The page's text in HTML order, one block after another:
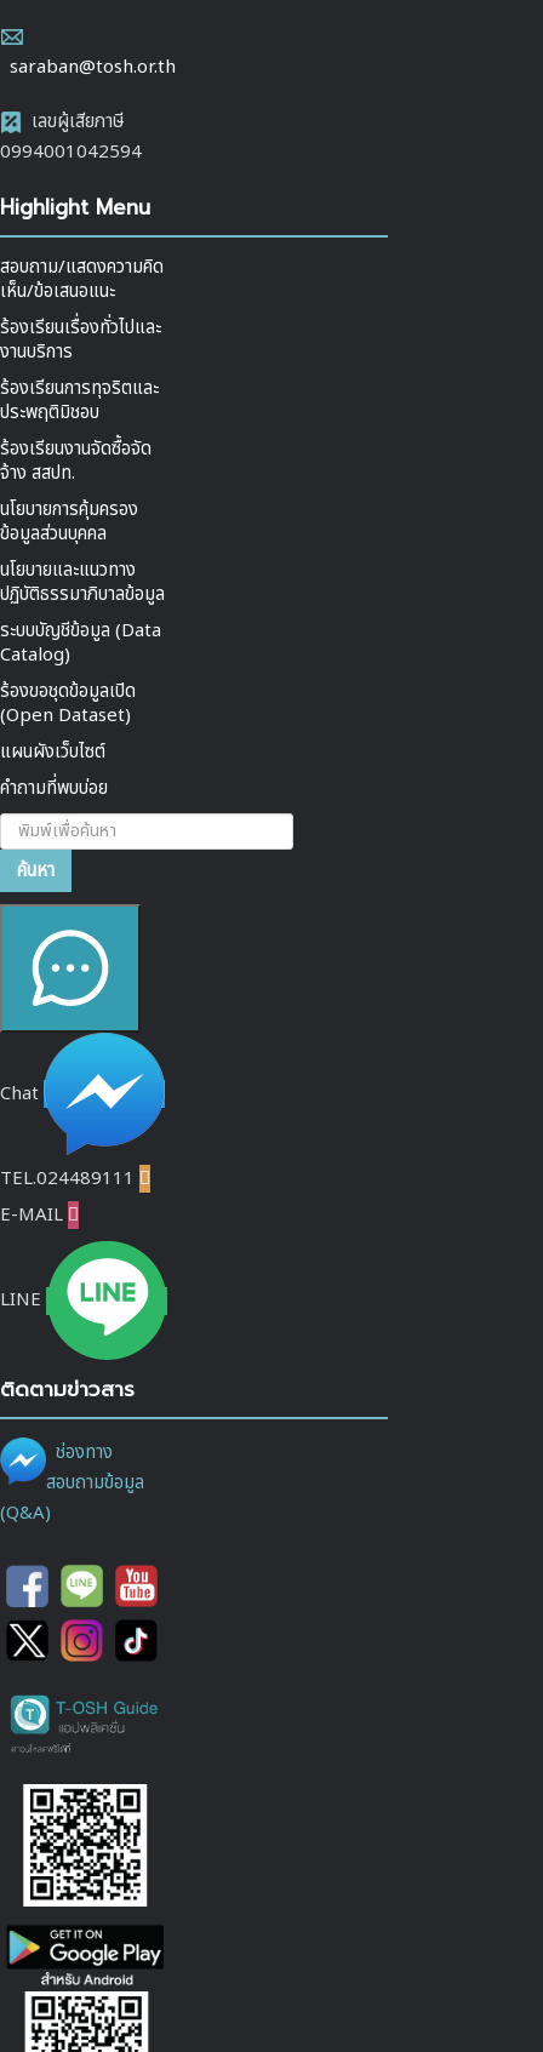
saraban@tosh.or.th
เลขผู้เสียภาษี
0994001042594
Highlight Menu
สอบถาม/แสดงความคิด
เห็น/ข้อเสนอแนะ
ร้องเรียนเรื่องทั่วไปและ
งานบริการ
ร้องเรียนการทุจริตและ
ประพฤติมิชอบ
ร้องเรียนงานจัดซื้อจัด
จ้าง สสปท.
นโยบายการคุ้มครอง
ข้อมูลส่วนบุคคล
นโยบายและแนวทาง
ปฏิบัติธรรมาภิบาลข้อมูล
ระบบบัญชีข้อมูล (Data
Catalog)
ร้องขอชุดข้อมูลเปิด
(Open Dataset)
แผนผังเว็บไซต์
คำถามที่พบบ่อย
ค้นหา...
ค้นหา
Chat
TEL.024489111 
E-MAIL 
LINE
ติดตามข่าวสาร
ช่องทาง
สอบถามข้อมูล
(Q&A)